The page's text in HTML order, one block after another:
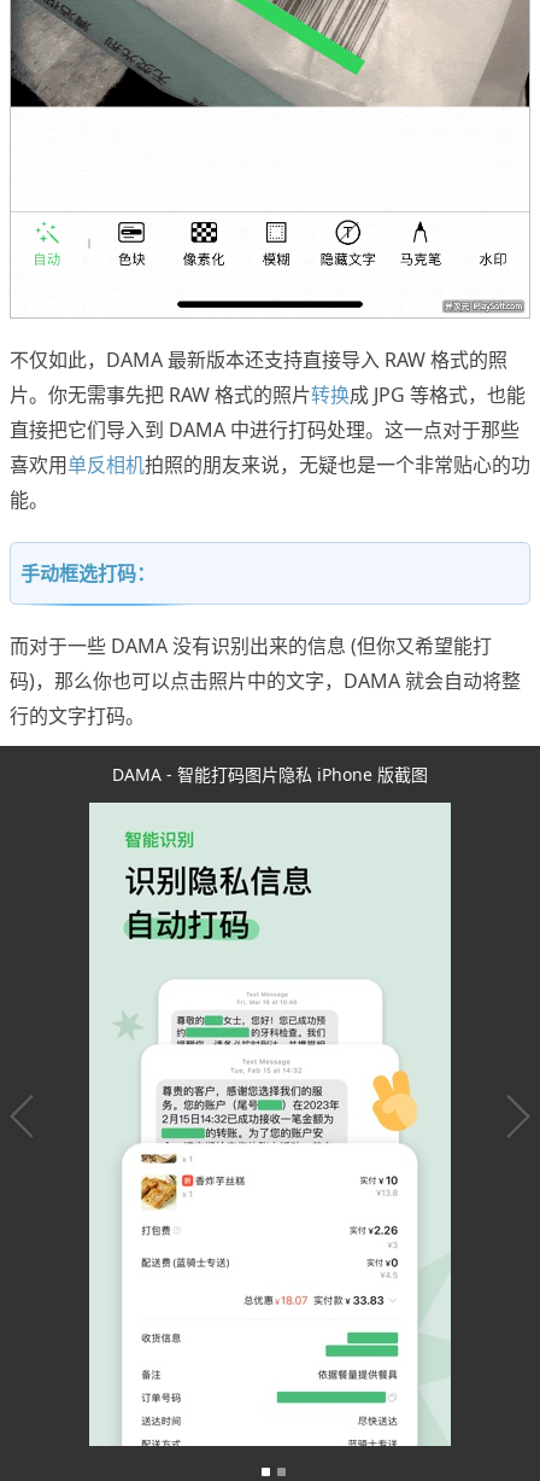
不仅如此，DAMA 最新版本还支持直接导入 RAW 格式的照
片。你无需事先把 RAW 格式的照片转换成 JPG 等格式，也能
直接把它们导入到 DAMA 中进行打码处理。这一点对于那些
喜欢用单反相机拍照的朋友来说，无疑也是一个非常贴心的功
能。
手动框选打码：
而对于一些 DAMA 没有识别出来的信息 (但你又希望能打
码)，那么你也可以点击照片中的文字，DAMA 就会自动将整
行的文字打码。
DAMA - 智能打码图片隐私 iPhone 版截图